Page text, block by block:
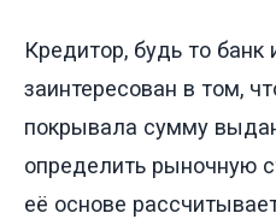
Кредитор, будь то
заинтересован в том,
покрывала сумму
определить рыночную
её основе